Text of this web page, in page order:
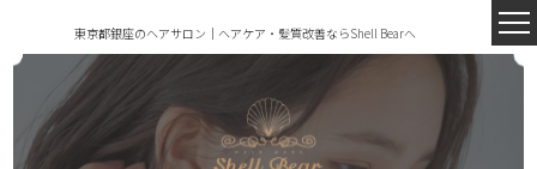
東京都銀座のヘアサロン｜ヘアケア・髪質改善ならShell Bearへ